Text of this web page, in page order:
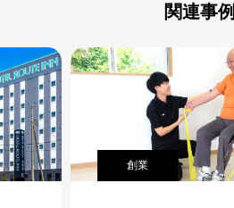
関連事例
創業